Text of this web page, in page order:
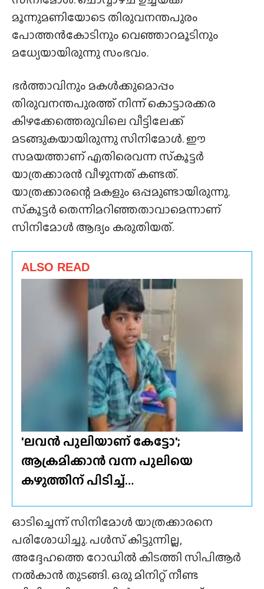
മൂന്നുമണിയോടെ തിരുവനന്തപുരം
പോത്തൻകോടിനും വെഞ്ഞാറമൂടിനും
മധ്യേയായിരുന്നു സംഭവം.
ഭർത്താവിനും മകൾക്കുമൊപ്പം
തിരുവനന്തപുരത്ത് നിന്ന് കൊട്ടാരക്കര
കിഴക്കേത്തെരുവിലെ വീട്ടിലേക്ക്
മടങ്ങുകയായിരുന്നു സിനിമോൾ. ഈ
സമയത്താണ് എതിരെവന്ന സ്‌കൂട്ടർ
യാത്രക്കാരൻ വീഴുന്നത് കണ്ടത്.
യാത്രക്കാരന്റെ മകളും ഒപ്പമുണ്ടായിരുന്നു.
സ്‌കൂട്ടർ തെന്നിമറിഞ്ഞതാവാമെന്നാണ്
സിനിമോൾ ആദ്യം കരുതിയത്.
ALSO READ
'ലവൻ പുലിയാണ് കേട്ടോ';
ആക്രമിക്കാൻ വന്ന പുലിയെ
കഴുത്തിന് പിടിച്ച്…
ഓടിച്ചെന്ന് സിനിമോൾ യാത്രക്കാരനെ
പരിശോധിച്ചു. പൾസ് കിട്ടുന്നില്ല,
അദ്ദേഹത്തെ റോഡിൽ കിടത്തി സിപിആർ
നൽകാൻ തുടങ്ങി. ഒരു മിനിറ്റ് നീണ്ട